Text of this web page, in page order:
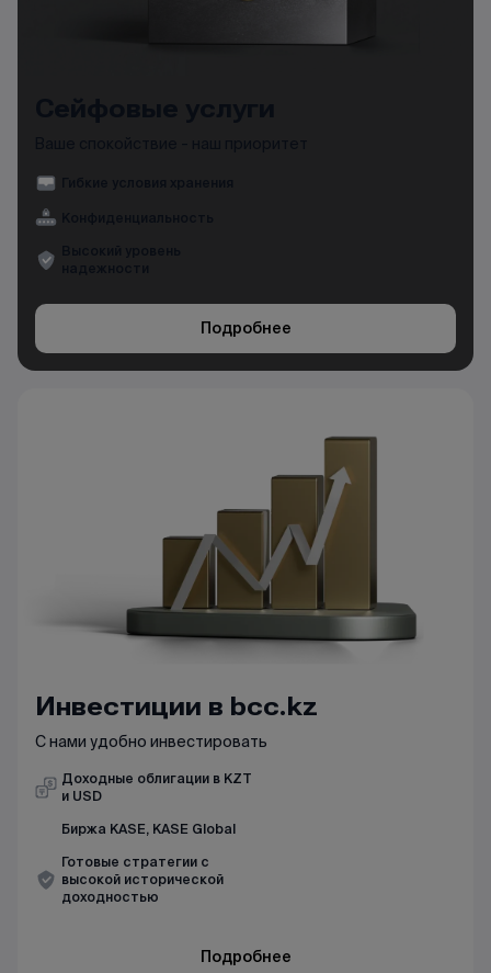
Подробнее
Инвестиции в bcc.kz
С нами удобно инвестировать
Доходные облигации в KZT
и USD
Биржа KASE, KASE Global
Готовые стратегии с
высокой исторической
доходностью
Подробнее